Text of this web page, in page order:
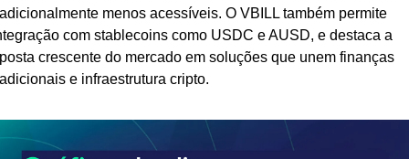
menos acessíveis. O VBILL também permite
com stablecoins como USDC e AUSD, e destaca a
crescente do mercado em soluções que unem finanças
e infraestrutura cripto.